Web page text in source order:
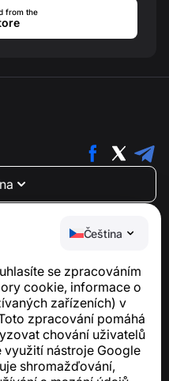
Čeština
se zpracováním
cookie, informace o
zařízeních) v
zpracování pomáhá
chování uživatelů
využití nástroje Google
shromažďování,
from the
vás chrání před
a nevyžádanými
s GDPR: